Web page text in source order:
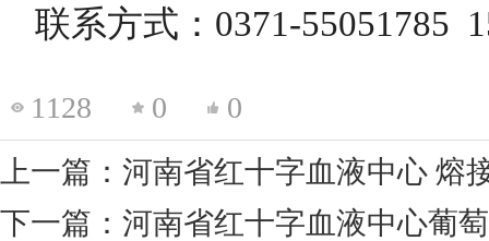
联系方式： 0371-55051785
1128 0
0
上一篇：河南省红十字血液中心 熔
下一篇：河南省红十字血液中心葡